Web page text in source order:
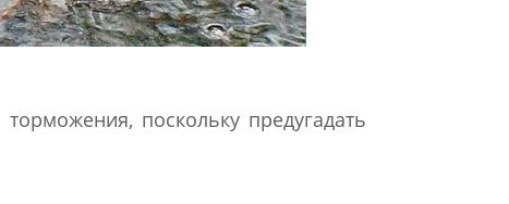
поскольку предугадать